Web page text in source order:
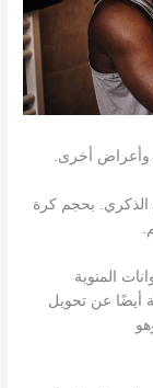
وأعراض أخرى.
الذكري. بحجم كرة
المنوية
أيضًا عن تحويل